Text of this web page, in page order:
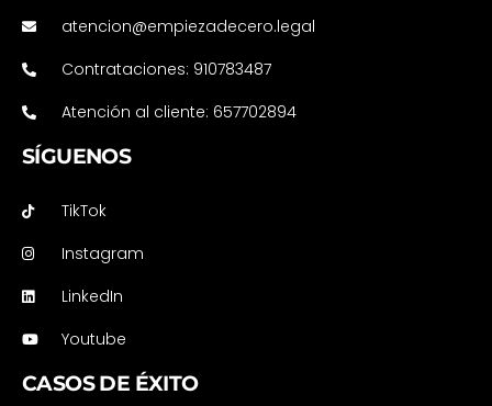
atencion@empiezadecero.legal
Contrataciones: 910783487
Atención al cliente: 657702894
SÍGUENOS
TikTok
Instagram
LinkedIn
Youtube
CASOS DE ÉXITO